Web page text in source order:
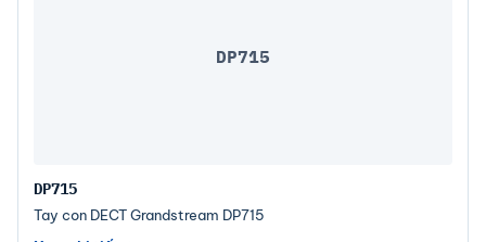
DP715
DP715
Tay con DECT Grandstream DP715